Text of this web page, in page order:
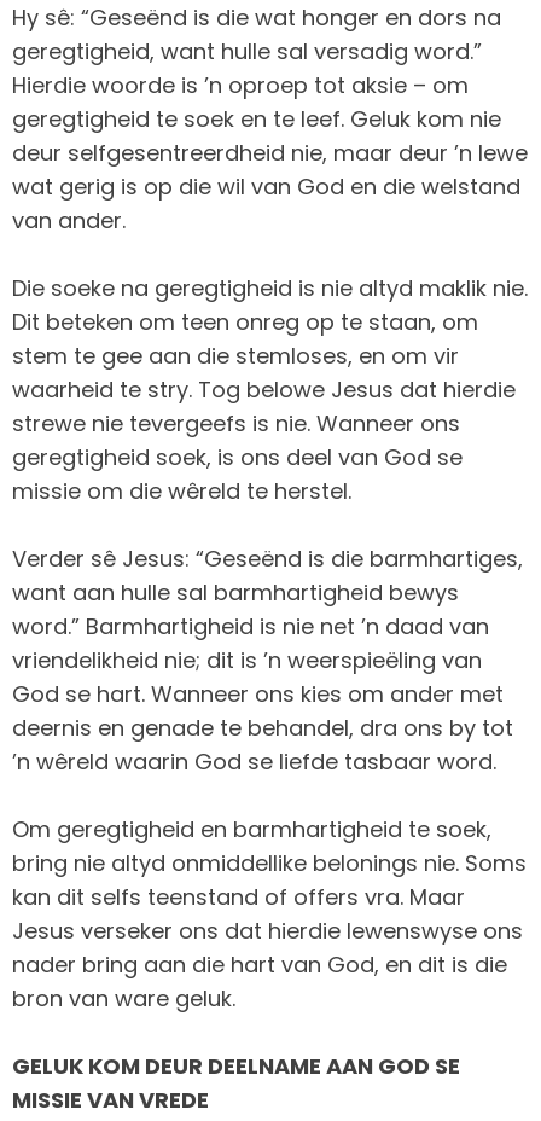
Hy sê: “Geseënd is die wat honger en dors na
geregtigheid, want hulle sal versadig word.”
Hierdie woorde is ’n oproep tot aksie – om
geregtigheid te soek en te leef. Geluk kom nie
deur selfgesentreerdheid nie, maar deur ’n lewe
wat gerig is op die wil van God en die welstand
van ander.
Die soeke na geregtigheid is nie altyd maklik nie.
Dit beteken om teen onreg op te staan, om
stem te gee aan die stemloses, en om vir
waarheid te stry. Tog belowe Jesus dat hierdie
strewe nie tevergeefs is nie. Wanneer ons
geregtigheid soek, is ons deel van God se
missie om die wêreld te herstel.
Verder sê Jesus: “Geseënd is die barmhartiges,
want aan hulle sal barmhartigheid bewys
word.” Barmhartigheid is nie net ’n daad van
vriendelikheid nie; dit is ’n weerspieëling van
God se hart. Wanneer ons kies om ander met
deernis en genade te behandel, dra ons by tot
’n wêreld waarin God se liefde tasbaar word.
Om geregtigheid en barmhartigheid te soek,
bring nie altyd onmiddellike belonings nie. Soms
kan dit selfs teenstand of offers vra. Maar
Jesus verseker ons dat hierdie lewenswyse ons
nader bring aan die hart van God, en dit is die
bron van ware geluk.
GELUK KOM DEUR DEELNAME AAN GOD SE
MISSIE VAN VREDE